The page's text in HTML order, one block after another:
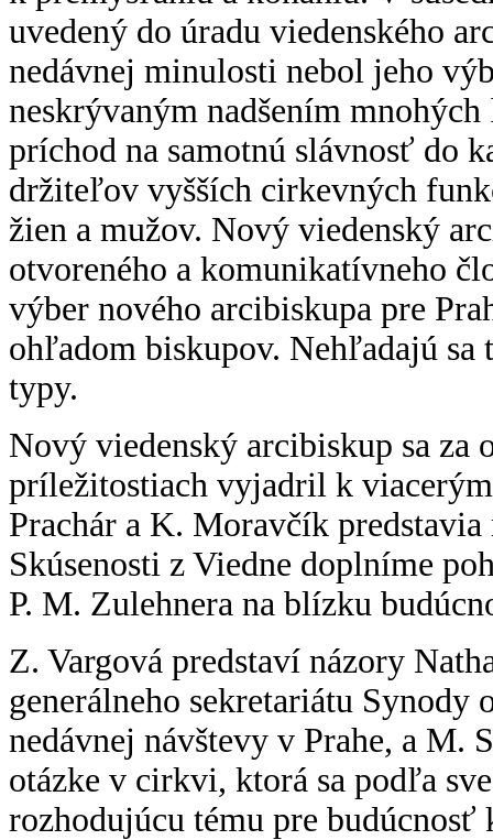
uvedený do úradu viedenského
nedávnej minulosti nebol jeho
neskrývaným nadšením
príchod na samotnú slávnosť do
držiteľov vyšších cirkevných
žien a mužov. Nový viedenský
otvoreného a komunikatívneho
výber nového arcibiskupa pre
ohľadom biskupov. Nehľadajú
typy.
Nový viedenský arcibiskup sa za
príležitostiach vyjadril k
Prachár a K. Moravčík
Skúsenosti z Viedne doplníme
P. M. Zulehnera na blízku
Z. Vargová predstaví názory
generálneho sekretariátu
nedávnej návštevy v Prahe, a M.
otázke v cirkvi, ktorá sa podľa
rozhodujúcu tému pre